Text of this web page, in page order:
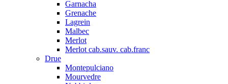
Garnacha
Grenache
Lagrein
Malbec
Merlot
Merlot cab.sauv. cab.franc
Drue
Montepulciano
Mourvedre